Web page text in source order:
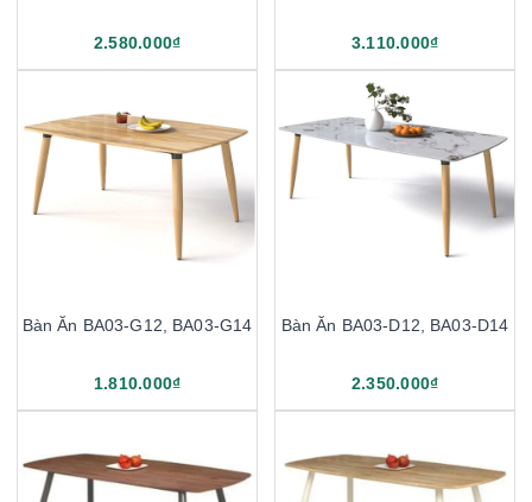
2.580.000₫ 3.110.000₫
Bàn Ăn BA03-G12, BA03-G14
1.810.000₫
Bàn Ăn BA03-D12, BA03-D14
2.350.000₫